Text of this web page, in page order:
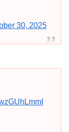
30, 2025